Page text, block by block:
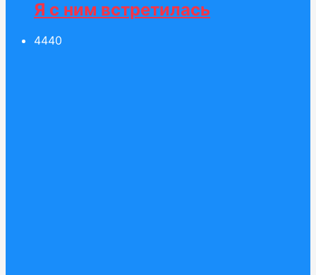
Я с ним встретилась
4440